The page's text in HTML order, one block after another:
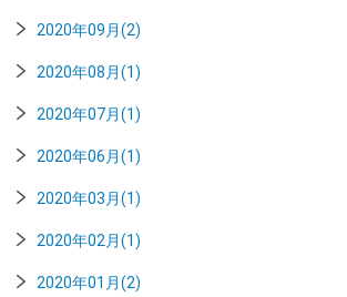
2020年09月(2)
2020年08月(1)
2020年07月(1)
2020年06月(1)
2020年03月(1)
2020年02月(1)
2020年01月(2)